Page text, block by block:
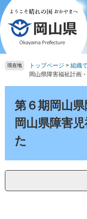
ペ
ー
ジ
の
先
頭
メ
ニ
ュ
ー
を
飛
て
現在地 トップページ > 組織
岡山県障害福祉計画
第６期岡山
岡山県障害
た